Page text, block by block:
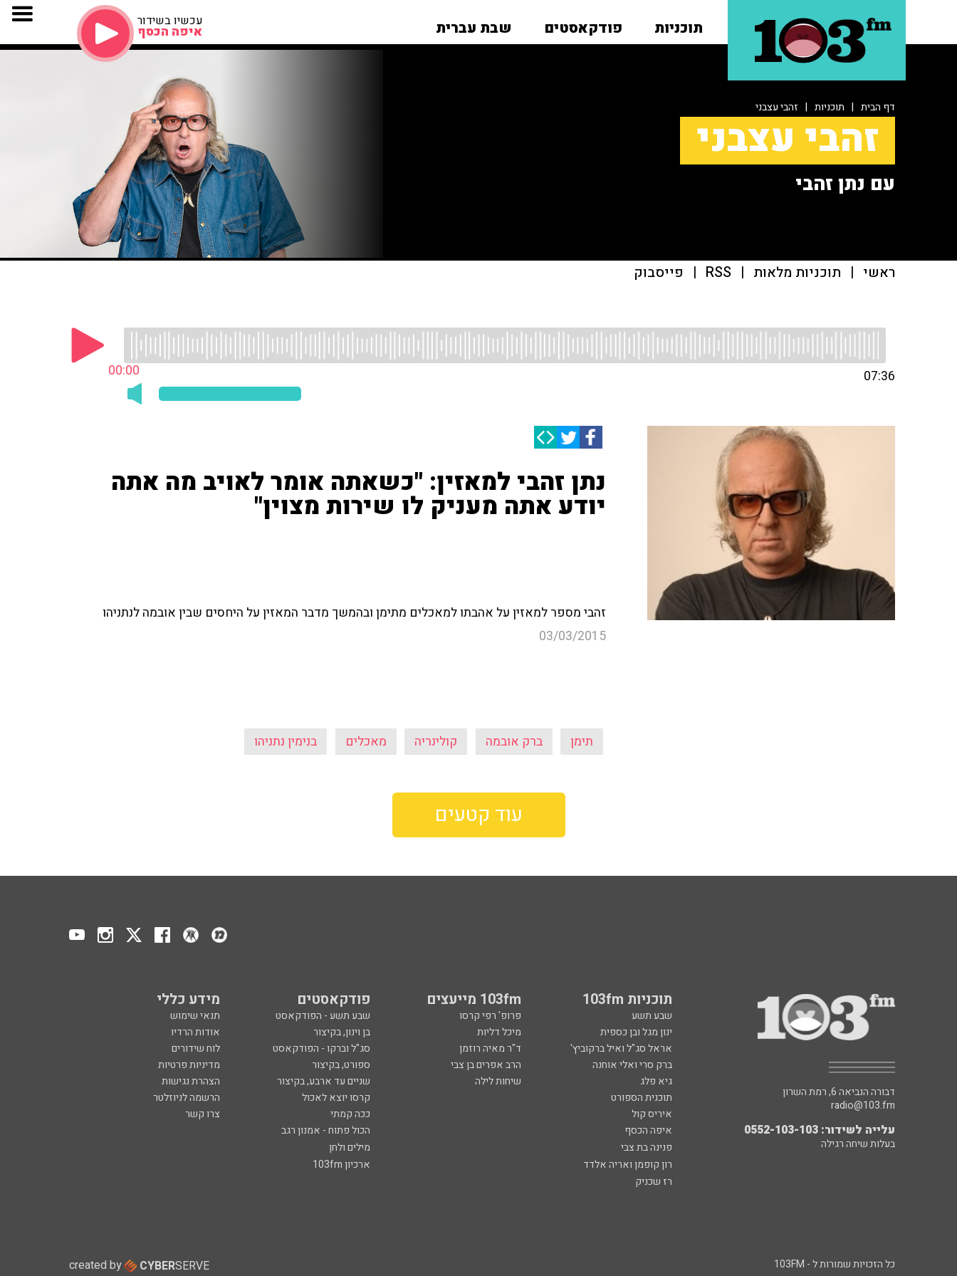
תוכניות פודקאסטים שבת עברית עכשיו בשידור
איפה הכסף
דף הבית | תוכניות | זהבי עצבני
זהבי עצבני
עם נתן זהבי
ראשי | תוכניות מלאות |
RSS
| פייסבוק
00:00 07:36
נתן זהבי למאזין: "כשאתה אומר לאויב מה אתה
יודע אתה מעניק לו שירות מצוין"
זהבי מספר למאזין על אהבתו למאכלים מתימן ובהמשך מדבר המאזין על היחסים שבין אובמה לנתניהו
03/03/2015
תימן ברק אובמה קולינריה מאכלים בנימין נתניהו
עוד קטעים
תוכניות 103fm 103fm מייעצים פודקאסטים מידע כללי
שבע תשע פרופ' רפי קרסו שבע תשע - הפודקאסט
תנאי שימוש
ינון מגל ובן כספית
מיכל דליות בן וינון, בקיצור
אודות הרדיו
אראל סג"ל ואיל ברקוביץ'
ד"ר מאיה רוזמן סג"ל וברקו - הפודקאסט
לוח שידורים
ברק סרי ואלי אוחנה
הרב אפרים בן צבי ספורט, בקיצור
מדיניות פרטיות
גיא פלג
שיחות לילה שניים עד ארבע, בקיצור
הצהרת נגישות
תוכנית הספורט
קרסו יוצא לאכול
הרשמה לניוזלטר
איריס קול
ככה קמתי
צרו קשר
איפה הכסף
הכול פתוח - אמנון רגב
פנינה בת צבי
מילים ולחן
רון קופמן ואריה אלדד
ארכיון 103fm
רז שכניק
דבורה הנביאה 6, רמת השרון
radio@103.fm
עלייה לשידור: 0552-103-103
בעלות שיחה רגילה
כל הזכויות שמורות ל - 103FM created by CYBERSERVE